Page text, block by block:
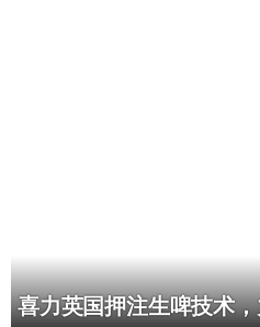
喜力英国押注生啤技术